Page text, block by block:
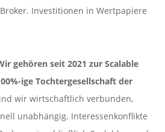
Investitionen in Wertpapiere
gehören seit 2021 zur Scalable
ige Tochtergesellschaft der
wir wirtschaftlich verbunden,
unabhängig. Interessenkonflikte